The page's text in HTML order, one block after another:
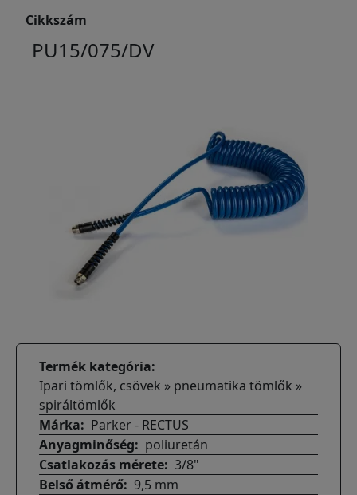
Cikkszám
PU15/075/DV
Termék kategória
Ipari tömlők, csövek » pneumatika tömlők »
spiráltömlők
Márka
Parker - RECTUS
Anyagminőség
poliuretán
Csatlakozás mérete 3/8"
Belső átmérő
9,5 mm